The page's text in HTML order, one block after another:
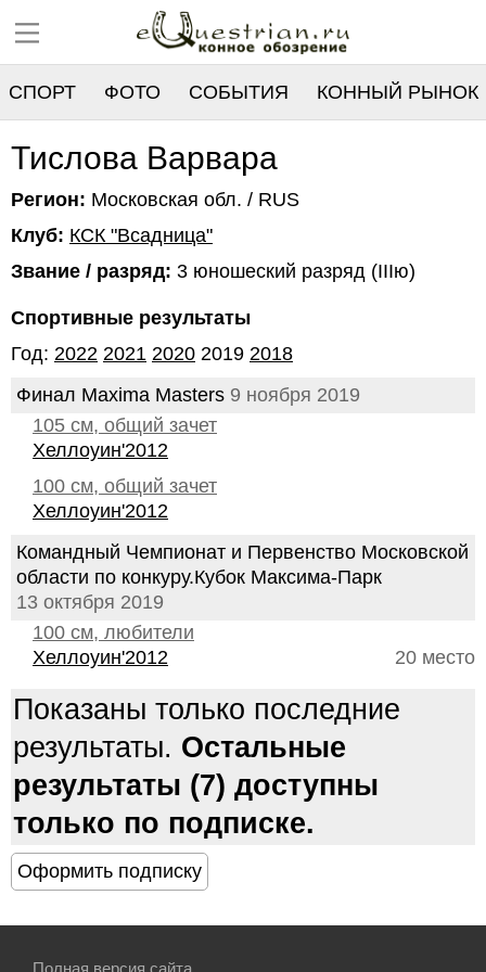
СПОРТ ФОТО СОБЫТИЯ КОННЫЙ РЫНОК
РЕЕСТР
Тислова Варвара
Регион: Московская обл. / RUS
Клуб: КСК "Всадница"
Звание / разряд: 3 юношеский разряд (IIIю)
Спортивные результаты
Год: 2022 2021 2020 2019 2018
Финал Maxima Masters 9 ноября 2019
105 см, общий зачет
Хеллоуин'2012
100 см, общий зачет
Хеллоуин'2012
Командный Чемпионат и Первенство Московской
области по конкуру.Кубок Максима-Парк
13 октября 2019
100 см, любители
20 место
Хеллоуин'2012
Показаны только последние
результаты. Остальные
результаты (7) доступны
только по подписке.
Полная версия сайта